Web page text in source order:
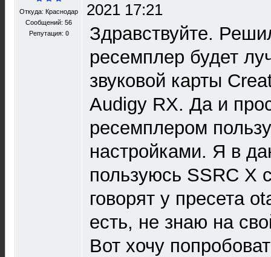
Откуда: Краснодар
Сообщений: 56
Репутация: 0
2021 17:21
Здравствуйте.
ресемплер будет
звуковой карты
Audigy RX. Да и
ресемплером
настройками. Я в
пользуюсь SSRC X
говорят у пресета
есть, не знаю на
Вот хочу